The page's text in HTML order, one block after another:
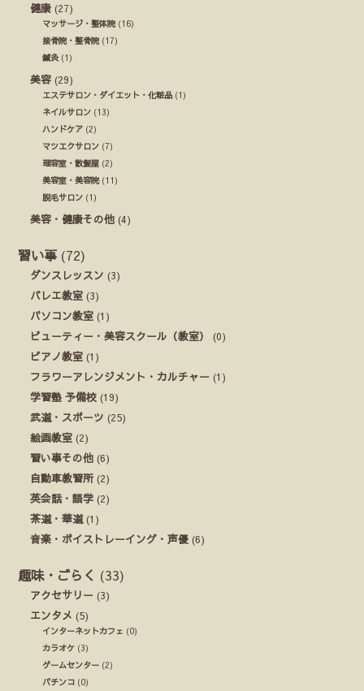
健康 (27)
マッサージ・整体院(16)
接骨院・整骨院(17)
鍼灸(1)
美容 (29)
エステサロン・ダイエット・化粧品 (1)
ネイルサロン (13)
ハンドケア (2)
マツエクサロン (7)
理容室・散髪屋 (2)
美容室・美容院(11)
脱毛サロン (1)
美容・健康その他 (4)
習い事 (72)
ダンスレッスン (3)
バレエ教室 (3)
パソコン教室 (1)
ビューティー・美容スクール（教室）
(0)
ピアノ教室 (1)
フラワーアレンジメント・カルチャー (1)
学習塾 予備校 (19)
武道・スポーツ (25)
絵画教室 (2)
習い事その他 (6)
自動車教習所(2)
英会話・語学 (2)
茶道・華道(1)
音楽・ボイストレーイング・声優 (6)
趣味・ごらく (33)
アクセサリー (3)
エンタメ (5)
インターネットカフェ (0)
カラオケ (3)
ゲームセンター (2)
パチンコ (0)